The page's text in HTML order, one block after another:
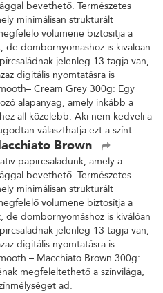
bevethető. Természetes
minimálisan strukturált
volumene biztosítja a
dombornyomáshoz is kiválóan
jelenleg 13 tagja van,
digitális nyomtatásra is
Cream Grey 300g: Egy
alapanyag, amely inkább a
áll közelebb. Aki nem kedveli a
választhatja ezt a színt.
Brown
papírcsaládunk, amely a
bevethető. Természetes
minimálisan strukturált
volumene biztosítja a
dombornyomáshoz is kiválóan
jelenleg 13 tagja van,
digitális nyomtatásra is
– Macchiato Brown 300g:
megfeleltethető a színvilága,
ad.